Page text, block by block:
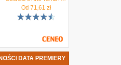
Od 71,61 zł
DATA PREMIERY